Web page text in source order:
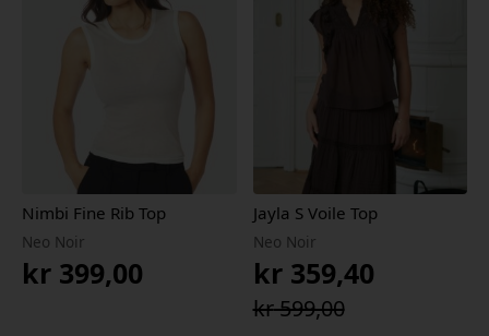
Nimbi Fine Rib Top
Neo Noir
kr 399,00
Jayla S Voile Top
Neo Noir
kr599,00
Opprinnelig
kr359,40
Nåværende